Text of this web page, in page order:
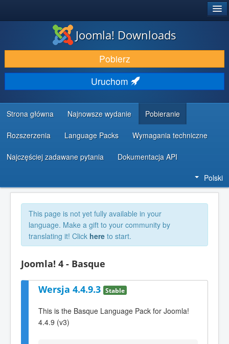
DODATKI I ROZSZERZENIA
ODKRYJ & POZNAJ
SPOŁECZNOŚĆ & WSPARCIE
ZASOBY DLA PROGRAMISTÓW
Joomla! Downloads
Pobierz
Uruchom
Strona główna Najnowsze wydanie Pobieranie
Rozszerzenia Language Packs Wymagania techniczne
Najczęściej zadawane pytania Dokumentacja API
Polski
This page is not yet fully available in your
language. Make a gift to your community by
translating it! Click here to start.
Joomla! 4 - Basque
Wersja 4.4.9.3 Stable
This is the Basque Language Pack for Joomla!
4.4.9 (v3)